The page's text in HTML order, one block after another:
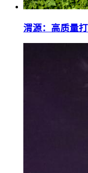
渭源：高质量